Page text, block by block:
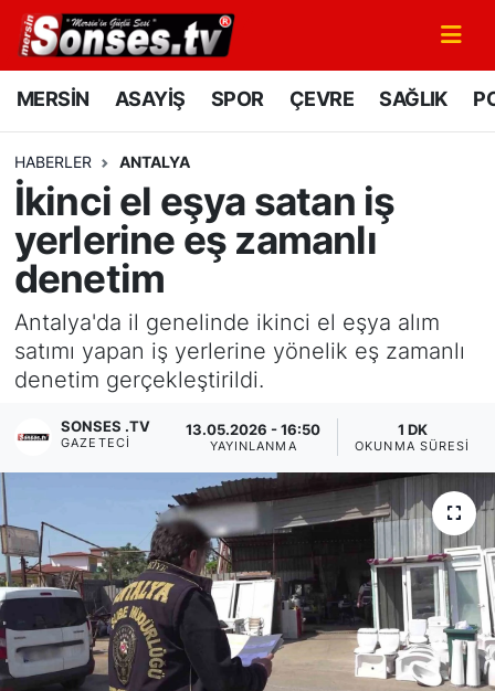
MERSİN ASAYİŞ SPOR ÇEVRE SAĞLIK
HABERLER ANTALYA
İkinci el eşya satan iş
yerlerine eş zamanlı
denetim
Antalya'da il genelinde ikinci el eşya alım
satımı yapan iş yerlerine yönelik eş zamanlı
denetim gerçekleştirildi.
SONSES .TV
GAZETECI
13.05.2026 - 16:50
YAYINLANMA
1 DK
OKUNMA SÜRESI
MERSİN
SPOR
GÜNÜN MANŞETİ
DÜNYA
KÜLTÜR - SANAT
MAGAZİN
SAĞLIK
Siyaset
YEREL HABER
Haberde insan
Mersin Nöbetçi Eczaneler
Mersin Namaz Vakitleri
Mersin Trafik Yoğunluk Haritası
Süper Lig Puan Durumu ve Fikstür
Tüm Manşetler
Son Dakika Haberleri
Haber Arşivi